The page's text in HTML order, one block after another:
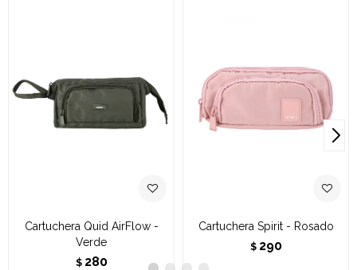
Cartuchera Quid AirFlow -
Verde
$ 280
Cartuchera Spirit - Rosado
$ 290